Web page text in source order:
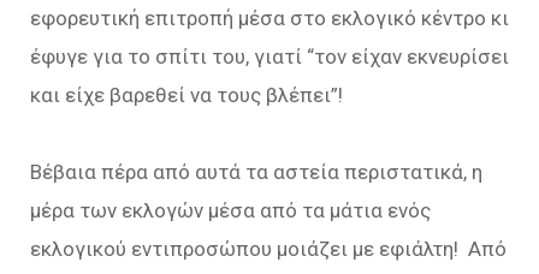
εφορευτική επιτροπή μέσα στο εκλογικό κέντρο κι
έφυγε για το σπίτι του, γιατί “τον είχαν εκνευρίσει
και είχε βαρεθεί να τους βλέπει”!
Βέβαια πέρα από αυτά τα αστεία περιστατικά, η
μέρα των εκλογών μέσα από τα μάτια ενός
εκλογικού εντιπροσώπου μοιάζει με εφιάλτη! Από